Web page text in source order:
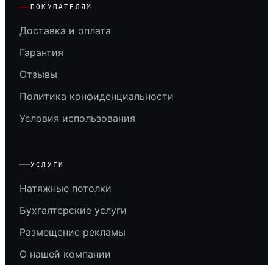
ПОКУПАТЕЛЯМ
Доставка и оплата
Гарантия
Отзывы
Политика конфиденциальности
Условия использования
УСЛУГИ
Натяжные потолки
Бухгалтерские услуги
Размещение рекламы
О нашей компании